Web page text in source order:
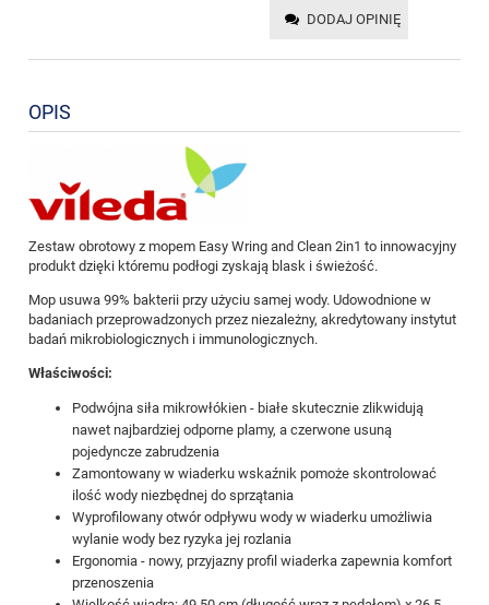
DODAJ OPINIĘ
OPIS
Zestaw obrotowy z mopem Easy Wring and Clean 2in1 to innowacyjny
produkt dzięki któremu podłogi zyskają blask i świeżość.
Mop usuwa 99% bakterii przy użyciu samej wody. Udowodnione w
badaniach przeprowadzonych przez niezależny, akredytowany instytut
badań mikrobiologicznych i immunologicznych.
Właściwości:
Podwójna siła mikrowłókien - białe skutecznie zlikwidują
nawet najbardziej odporne plamy, a czerwone usuną
pojedyncze zabrudzenia
Zamontowany w wiaderku wskaźnik pomoże skontrolować
ilość wody niezbędnej do sprzątania
Wyprofilowany otwór odpływu wody w wiaderku umożliwia
wylanie wody bez ryzyka jej rozlania
Ergonomia - nowy, przyjazny profil wiaderka zapewnia komfort
przenoszenia